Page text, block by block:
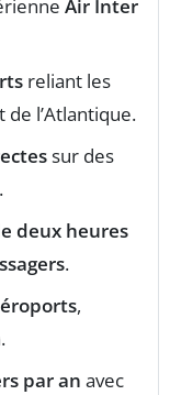
Air Inter
reliant les
de l’Atlantique.
sur des
.
deux heures
.
,
par an avec